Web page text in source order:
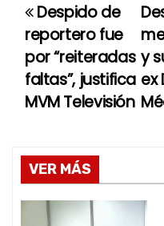
N
a
v
g
a
y
ex
Despido de
reportero fue
por “reiteradas
faltas”, justifica
MVM Televisión
VER MÁS